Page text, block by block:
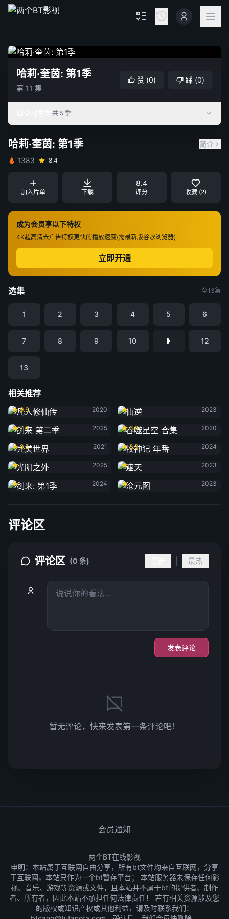
哈莉·奎茵: 第1季
第 11 集
赞 (0) 踩 (0)
共 5 季
哈莉·奎茵: 第1季
简介
1383
8.4
加入片单 下载
8.4
评分 收藏 (2)
成为会员享以下特权
4K超高清去广告特权更快的播放速度(需最新版谷歌浏览器)
立即开通
选集 全13集
1 2 3 4 5 6
7 8 9 10 12
13
相关推荐
凡人修仙传
9.6
2020
2023
剑来 第二季
7.4
2025
吞噬星空 合集
6.8
2020
完美世界
8.5
2021
牧神记 年番
8.8
2024
光阴之外
2025
遮天
2023
剑来: 第1季
2024
沧元图
2023
评论区
评论区 (0 条) 最热
发表评论
暂无评论，快来发表第一条评论吧！
会员通知
两个BT在线影视
申明：本站属于互联网自由分享，所有bt文件均来自互联网，分享
于互联网，本站只作为一个bt暂存平台； 本站服务器未保存任何影
视、音乐、游戏等资源或文件，且本站并不属于bt的提供者、制作
者、所有者，因此本站不承担任何法律责任！ 若有相关资源涉及您
的版权或知识产权或其他利益，请及时联系我们：